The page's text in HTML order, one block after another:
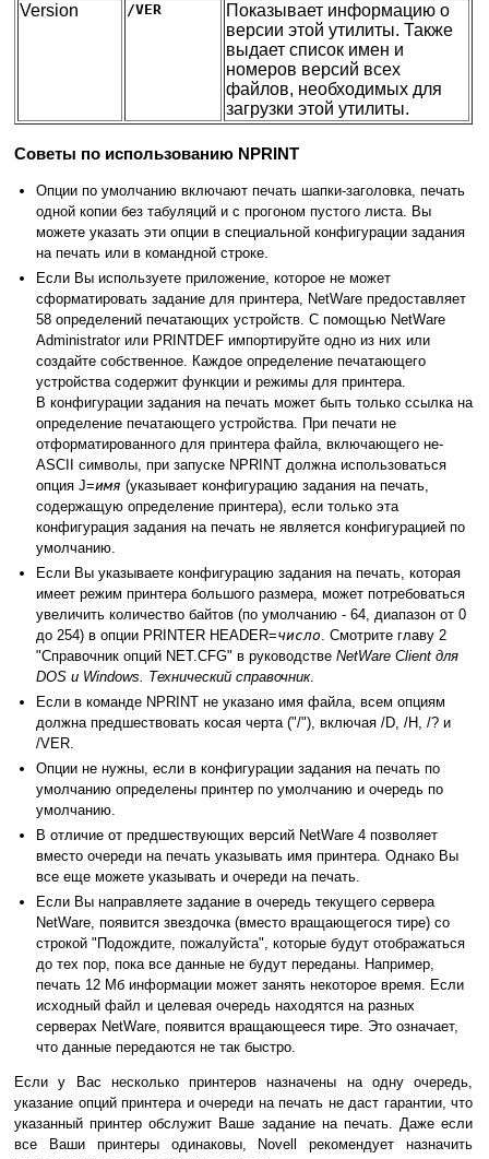
Version
/VER
Показывает информацию о
версии этой утилиты. Также
выдает список имен и
номеров версий всех
файлов, необходимых для
загрузки этой утилиты.
Советы по использованию NPRINT
Опции по умолчанию включают печать шапки-заголовка, печать
одной копии без табуляций и с прогоном пустого листа. Вы
можете указать эти опции в специальной конфигурации задания
на печать или в командной строке.
Если Вы используете приложение, которое не может
сформатировать задание для принтера, NetWare предоставляет
58 определений печатающих устройств. С помощью NetWare
Administrator или PRINTDEF импортируйте одно из них или
создайте собственное. Каждое определение печатающего
устройства содержит функции и режимы для принтера.
В конфигурации задания на печать может быть только ссылка на
определение печатающего устройства. При печати не
отформатированного для принтера файла, включающего не-
ASCII символы, при запуске NPRINT должна использоваться
опция J=имя (указывает конфигурацию задания на печать,
содержащую определение принтера), если только эта
конфигурация задания на печать не является конфигурацией по
умолчанию.
Если Вы указываете конфигурацию задания на печать, которая
имеет режим принтера большого размера, может потребоваться
увеличить количество байтов (по умолчанию - 64, диапазон от 0
до 254) в опции PRINTER HEADER=число. Смотрите главу 2
"Справочник опций NET.CFG" в руководстве NetWare Client для
DOS и Windows. Технический справочник.
Если в команде NPRINT не указано имя файла, всем опциям
должна предшествовать косая черта ("/"), включая /D, /H, /? и
/VER.
Опции не нужны, если в конфигурации задания на печать по
умолчанию определены принтер по умолчанию и очередь по
умолчанию.
В отличие от предшествующих версий NetWare 4 позволяет
вместо очереди на печать указывать имя принтера. Однако Вы
все еще можете указывать и очереди на печать.
Если Вы направляете задание в очередь текущего сервера
NetWare, появится звездочка (вместо вращающегося тире) со
строкой "Подождите, пожалуйста", которые будут отображаться
до тех пор, пока все данные не будут переданы. Например,
печать 12 Мб информации может занять некоторое время. Если
исходный файл и целевая очередь находятся на разных
серверах NetWare, появится вращающееся тире. Это означает,
что данные передаются не так быстро.
Если у Вас несколько принтеров назначены на одну очередь,
указание опций принтера и очереди на печать не даст гарантии, что
указанный принтер обслужит Ваше задание на печать. Даже если
все Ваши принтеры одинаковы, Novell рекомендует назначить